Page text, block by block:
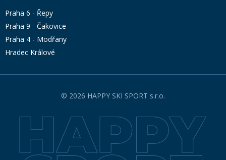
Praha 6 - Řepy
Praha 9 - Čakovice
Praha 4 - Modřany
Hradec Králové
© 2026 HAPPY SKI SPORT s.r.o.